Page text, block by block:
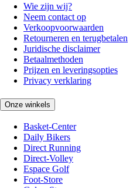
Wie zijn wij?
Neem contact op
Verkoopvoorwaarden
Retourneren en terugbetalen
Juridische disclaimer
Betaalmethoden
Prijzen en leveringsopties
Privacy verklaring
Onze winkels
Basket-Center
Daily Bikers
Direct Running
Direct-Volley
Espace Golf
Foot-Store